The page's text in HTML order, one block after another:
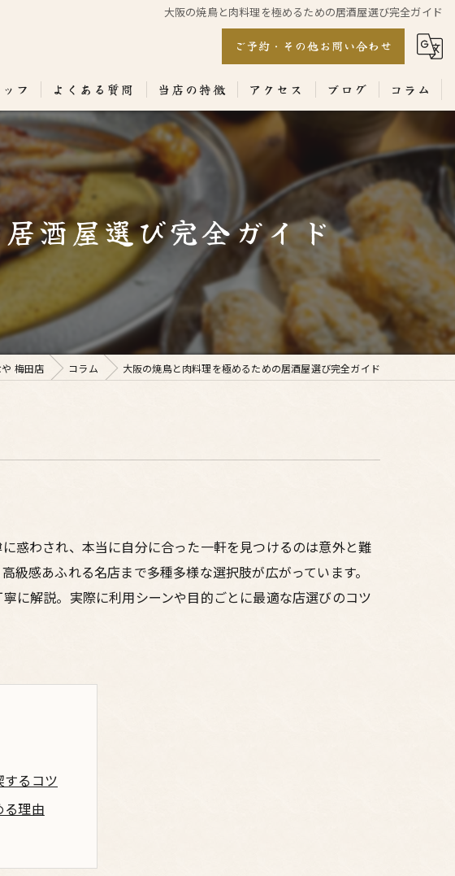
大阪の焼鳥と肉料理を極めるための居酒屋選び完全ガイド
ご予約・その他お問い合わせ
フ よくある質問 当店の特徴
居酒屋
専門店
ランチ
テイクアウト
コース
アクセス ブログ コラム
酒屋選び完全ガイド
梅田店 コラム 大阪の焼鳥と肉料理を極めるための居酒屋選び完全ガイド
惑わされ、本当に自分に合った一軒を見つけるのは意外と難
感あふれる名店まで多種多様な選択肢が広がっています。
に解説。実際に利用シーンや目的ごとに最適な店選びのコツ
するコツ
る理由
屋体験
ポイント